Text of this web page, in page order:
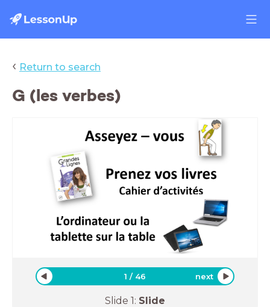
‹ Return to search
G (les verbes)
1 / 46 next
Slide 1: Slide